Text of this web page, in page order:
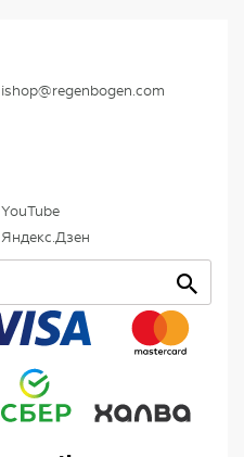
ishop@regenbogen.com
YouTube
Яндекс.Дзен